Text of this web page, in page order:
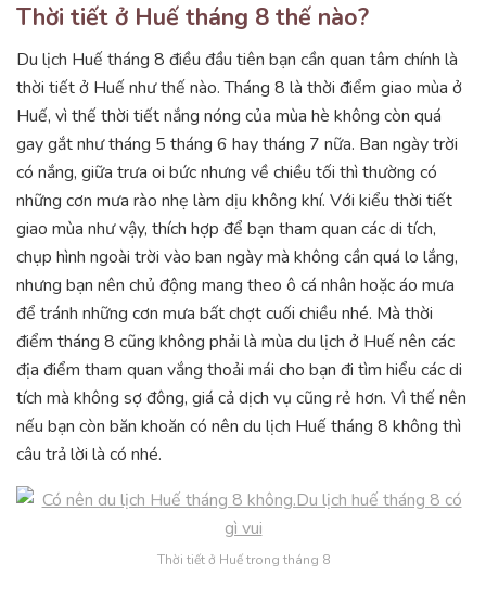
Thời tiết ở Huế tháng 8 thế nào?
Du lịch Huế tháng 8 điều đầu tiên bạn cần quan tâm chính là
thời tiết ở Huế như thế nào. Tháng 8 là thời điểm giao mùa ở
Huế, vì thế thời tiết nắng nóng của mùa hè không còn quá
gay gắt như tháng 5 tháng 6 hay tháng 7 nữa. Ban ngày trời
có nắng, giữa trưa oi bức nhưng về chiều tối thì thường có
những cơn mưa rào nhẹ làm dịu không khí. Với kiểu thời tiết
giao mùa như vậy, thích hợp để bạn tham quan các di tích,
chụp hình ngoài trời vào ban ngày mà không cần quá lo lắng,
nhưng bạn nên chủ động mang theo ô cá nhân hoặc áo mưa
để tránh những cơn mưa bất chợt cuối chiều nhé. Mà thời
điểm tháng 8 cũng không phải là mùa du lịch ở Huế nên các
địa điểm tham quan vắng thoải mái cho bạn đi tìm hiểu các di
tích mà không sợ đông, giá cả dịch vụ cũng rẻ hơn. Vì thế nên
nếu bạn còn băn khoăn có nên du lịch Huế tháng 8 không thì
câu trả lời là có nhé.
Thời tiết ở Huế trong tháng 8